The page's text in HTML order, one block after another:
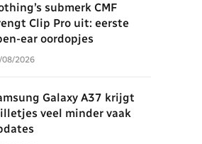
submerk CMF
Clip Pro uit: eerste
ear oordopjes
08/2026
Galaxy A37 krijgt
veel minder vaak